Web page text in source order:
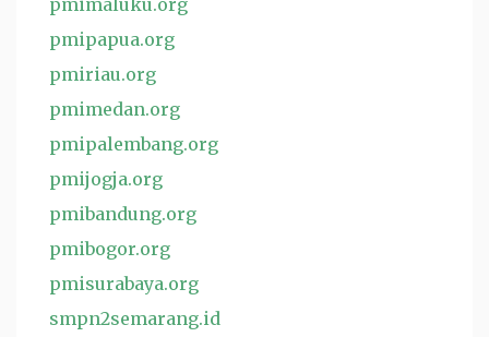
pmimaluku.org
pmipapua.org
pmiriau.org
pmimedan.org
pmipalembang.org
pmijogja.org
pmibandung.org
pmibogor.org
pmisurabaya.org
smpn2semarang.id